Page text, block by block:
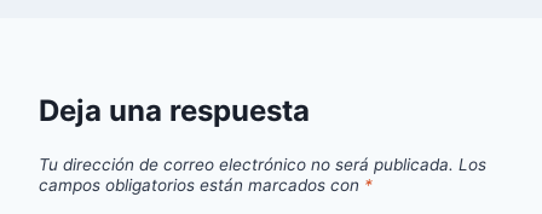
Deja una respuesta
Tu dirección de correo electrónico no será publicada. Los
campos obligatorios están marcados con *